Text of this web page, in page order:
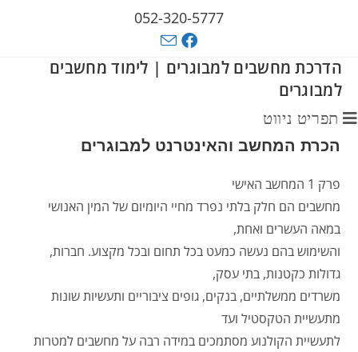
052-320-5777
הדרכת מחשבים למבוגרים | לימוד מחשבים
למבוגרים
תפריט ניווט
הכרת המחשב והאינטרנט למבוגרים
פרק 1 המחשב האישי
מחשבים הם חלק בלתי נפרד מחיי היומיום של המין האנושי
במאה העשרים ואחת,
והשימוש בהם נעשה כמעט בכל תחום ובכל מקצוע. חברות,
גדולות כקטנות, בתי עסק,
משרדים ממשלתיים, בנקים, גופים ציבוריים ותעשיות שונות
מתעשיית הטקסטיל ועד
לתעשיית הקולנוע מסתמכים במידה רבה על מחשבים למטרות